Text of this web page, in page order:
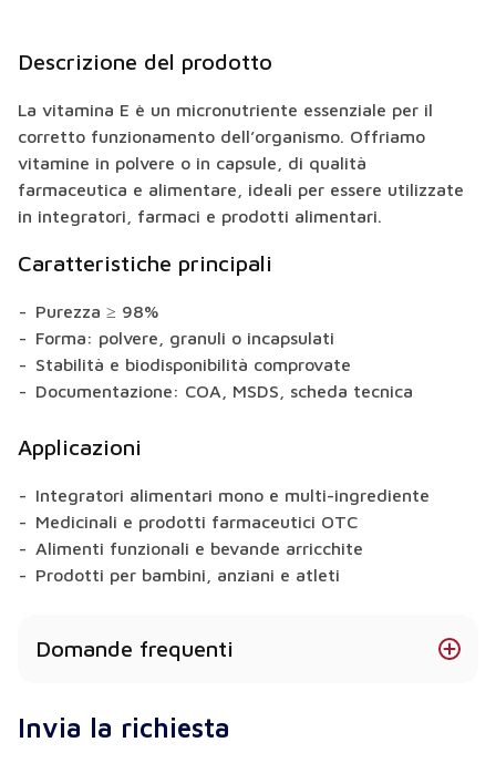
Descrizione del prodotto
La vitamina E è un micronutriente essenziale per il
corretto funzionamento dell’organismo. Offriamo
vitamine in polvere o in capsule, di qualità
farmaceutica e alimentare, ideali per essere utilizzate
in integratori, farmaci e prodotti alimentari.
Caratteristiche principali
Purezza ≥ 98%
Forma: polvere, granuli o incapsulati
Stabilità e biodisponibilità comprovate
Documentazione: COA, MSDS, scheda tecnica
Applicazioni
Integratori alimentari mono e multi-ingrediente
Medicinali e prodotti farmaceutici OTC
Alimenti funzionali e bevande arricchite
Prodotti per bambini, anziani e atleti
Domande frequenti
A seconda del prodotto, sono disponibili forme in
Invia la richiesta